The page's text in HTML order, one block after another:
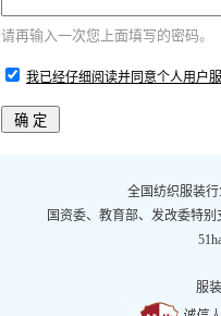
请再输入一次您上面填写的密码。
我已经仔细阅读并同意个人用户
全国纺织服装
国资委、教育部、发改委特
服